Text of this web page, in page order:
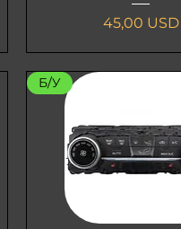
Ціна
45,00 USD
Б/У